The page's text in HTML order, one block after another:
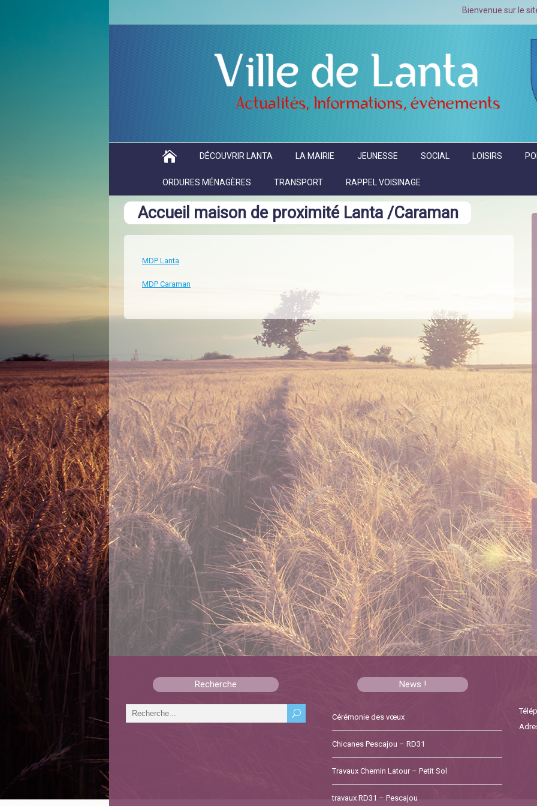
Bienvenue sur le site officiel de
DÉCOUVRIR LANTA LA MAIRIE JEUNESSE SOCIAL LOISIRS
ORDURES MÉNAGÈRES TRANSPORT RAPPEL VOISINAGE
Accueil maison de proximité Lanta /Caraman
MDP Lanta
MDP Caraman
Recherche News !
Cérémonie des vœux
Chicanes Pescajou – RD31
Travaux Chemin Latour – Petit Sol
travaux RD31 – Pescajou